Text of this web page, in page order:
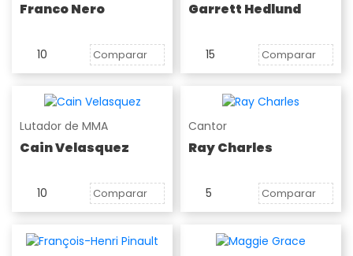
Franco Nero
10 Comparar
Garrett Hedlund
15 Comparar
Lutador de MMA
Cain Velasquez
10 Comparar
Cantor
Ray Charles
5 Comparar